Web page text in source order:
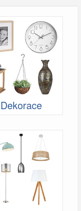
Dekorace